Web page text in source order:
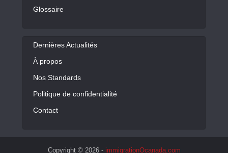
Glossaire
Dernières Actualités
À propos
Nos Standards
Politique de confidentialité
Contact
Copyright © 2026 - immigrationOcanada.com